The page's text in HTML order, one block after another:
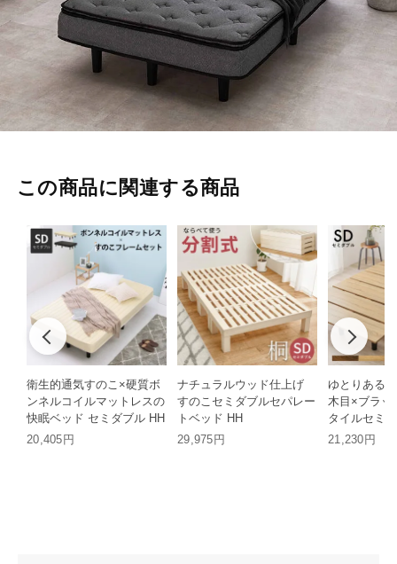
この商品に関連する商品
衛生的通気すのこ×硬質ボ
ンネルコイルマットレスの
快眠ベッド セミダブル HH
20,405円
ナチュラルウッド仕上げ
すのこセミダブルセパレー
トベッド HH
29,975円
ゆとりある
木目×ブラッ
タイルセミ
HH
21,230円